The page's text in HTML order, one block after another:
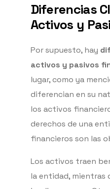
Diferencias
Activos y
Por supuesto, hay
activos y pasivos
lugar, como ya
diferencian en su
los activos
derechos de una
financieros son las
Los activos traen
la entidad, mientras